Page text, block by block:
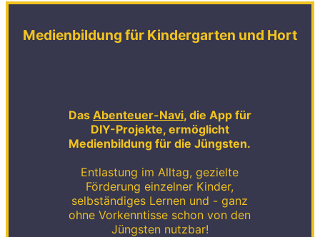
Medienbildung für Kindergarten und Hort
Das Abenteuer-Navi, die App für
DIY-Projekte, ermöglicht
Medienbildung für die Jüngsten.
Entlastung im Alltag, gezielte
Förderung einzelner Kinder,
selbständiges Lernen und - ganz
ohne Vorkenntisse schon von den
Jüngsten nutzbar!